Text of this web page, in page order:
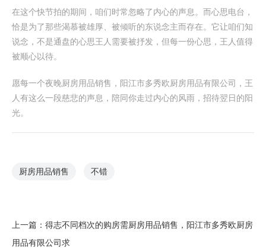
在这个快节拍的期间，咱们时常忽略了内心的声息。而心思电台，
恰是为了那些渴慕被雄厚、被倾听的东说念主而存在。它让咱们知
说念，不是通盘的心思王人需要被抒发，但每一份心思，王人值得
被顺心以待。
愿每一个夜晚厨房用品销售，阳江市多秀欧厨房用品有限公司，王
人有这么一段慈悲的声息，陪同你走过内心的风雨，招待翌日的阳
光。
厨房用品销售 不错
上一篇： 得志不同档次的购房需厨房用品销售，阳江市多秀欧厨房
用品有限公司求